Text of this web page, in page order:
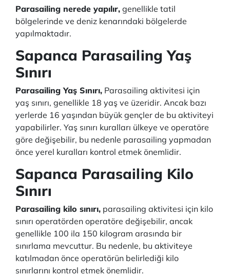
Parasailing nerede yapılır, genellikle tatil
bölgelerinde ve deniz kenarındaki bölgelerde
yapılmaktadır.
Sapanca Parasailing Yaş
Sınırı
Parasailing Yaş Sınırı, Parasailing aktivitesi için
yaş sınırı, genellikle 18 yaş ve üzeridir. Ancak bazı
yerlerde 16 yaşından büyük gençler de bu aktiviteyi
yapabilirler. Yaş sınırı kuralları ülkeye ve operatöre
göre değişebilir, bu nedenle parasailing yapmadan
önce yerel kuralları kontrol etmek önemlidir.
Sapanca Parasailing Kilo
Sınırı
Parasailing kilo sınırı, parasailing aktivitesi için kilo
sınırı operatörden operatöre değişebilir, ancak
genellikle 100 ila 150 kilogram arasında bir
sınırlama mevcuttur. Bu nedenle, bu aktiviteye
katılmadan önce operatörün belirlediği kilo
sınırlarını kontrol etmek önemlidir.